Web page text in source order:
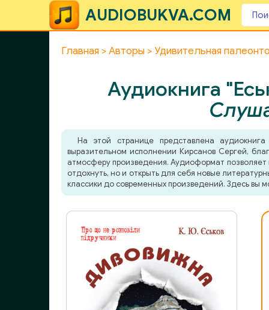
AUDIOBUKVA.COM
Главная Авторы Удивительная
Аудиокнига
На этой странице представлена
выразительном исполнении Кирсанов Сергей,
атмосферу произведения. Аудиоформат позволяет
отдохнуть, но и открыть для себя новые
классики до современных произведений. Здесь вы